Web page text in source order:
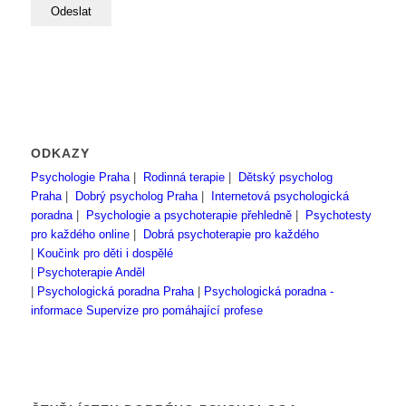
ODKAZY
Psychologie Praha| Rodinná terapie|
Dětský psycholog
Praha| Dobrý psycholog Praha|
Internetová psychologická
poradna| Psychologie a psychoterapie přehledně|
Psychotesty
pro každého online|
Dobrá psychoterapie pro každého
Koučink pro děti i dospělé
Psychoterapie Anděl
Psychologická poradna Praha|
Psychologická poradna -
informace Supervize pro pomáhající profese